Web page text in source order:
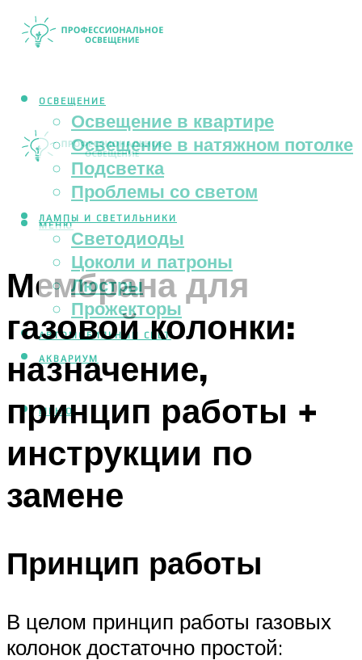
ОСВЕЩЕНИЕ
Освещение в квартире
Освещение в натяжном потолке
Подсветка
Проблемы со светом
ЛАМПЫ И СВЕТИЛЬНИКИ
Светодиоды
Цоколи и патроны
Люстры
Прожекторы
АВТОМОБИЛЬНЫЙ СВЕТ
АКВАРИУМ
МЕНЮ
МЕНЮ
Мембрана для
газовой колонки:
назначение,
принцип работы +
инструкции по
замене
Принцип работы
В целом принцип работы газовых
колонок достаточно простой: